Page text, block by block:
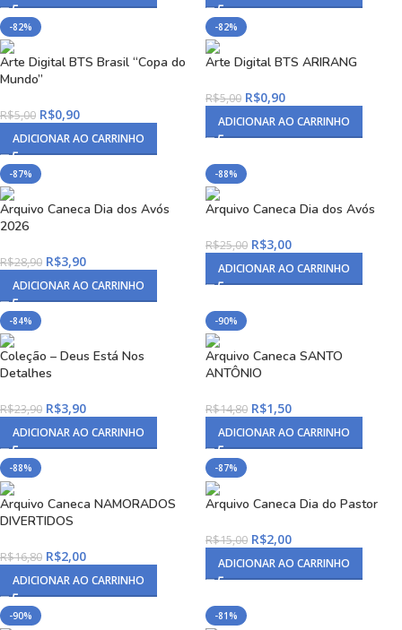
-82%
Arte Digital BTS Brasil “Copa do
Mundo”
R$5,00 R$0,90
ADICIONAR AO CARRINHO
-82%
Arte Digital BTS ARIRANG
R$5,00 R$0,90
ADICIONAR AO CARRINHO
-87%
Arquivo Caneca Dia dos Avós
2026
R$28,90 R$3,90
ADICIONAR AO CARRINHO
-88%
Arquivo Caneca Dia dos Avós
R$25,00 R$3,00
ADICIONAR AO CARRINHO
-84%
Coleção – Deus Está Nos
Detalhes
R$23,90 R$3,90
ADICIONAR AO CARRINHO
-90%
Arquivo Caneca SANTO
ANTÔNIO
R$14,80 R$1,50
ADICIONAR AO CARRINHO
-88%
Arquivo Caneca NAMORADOS
DIVERTIDOS
R$16,80 R$2,00
ADICIONAR AO CARRINHO
-87%
Arquivo Caneca Dia do Pastor
R$15,00 R$2,00
ADICIONAR AO CARRINHO
-90% -81%